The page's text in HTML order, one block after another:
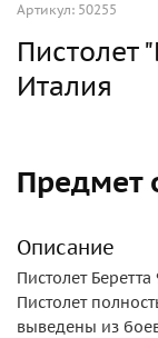
Артикул: 50255
Пистолет
Италия
Предмет
Описание
Пистолет
Пистолет
выведены из